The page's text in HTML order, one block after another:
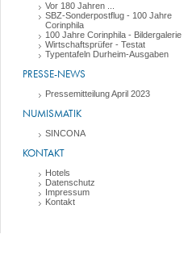
Vor 180 Jahren ...
SBZ-Sonderpostflug - 100 Jahre
Corinphila
100 Jahre Corinphila - Bildergalerie
Wirtschaftsprüfer - Testat
Typentafeln Durheim-Ausgaben
PRESSE-NEWS
Pressemitteilung April 2023
NUMISMATIK
SINCONA
KONTAKT
Hotels
Datenschutz
Impressum
Kontakt